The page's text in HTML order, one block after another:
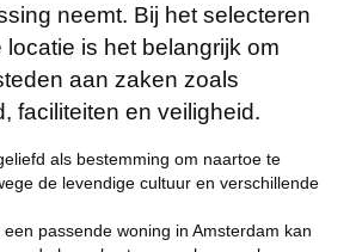
neemt. Bij het selecteren
is het belangrijk om
aan zaken zoals
faciliteiten en veiligheid.
als bestemming om naartoe te
de levendige cultuur en verschillende
passende woning in Amsterdam kan